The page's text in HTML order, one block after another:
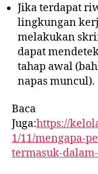
Jika terdapat
lingkungan
melakukan
dapat
tahap awal
napas muncul).
Baca
Juga:https://
1/11/mengapa-
termasuk-